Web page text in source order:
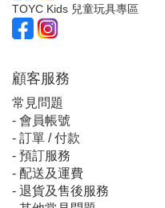
TOYC Kids 兒童玩具專區
顧客服務
常見問題
- 會員帳號
- 訂單 / 付款
- 預訂服務
- 配送及運費
- 退貨及售後服務